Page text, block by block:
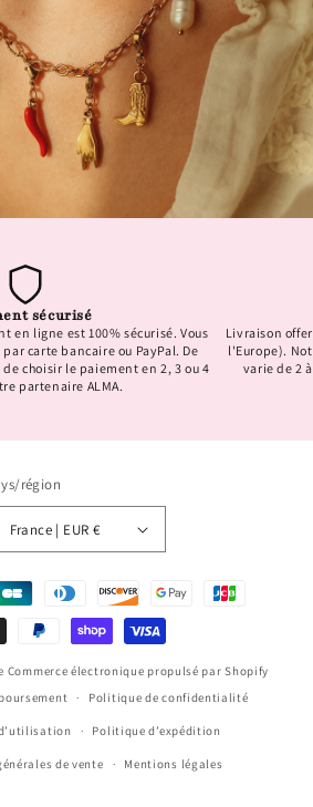
sécurisé
en ligne est 100% sécurisé. Vous
carte bancaire ou PayPal. De
choisir le paiement en 2, 3 ou 4
partenaire ALMA.
Livraison
l'Europe).
varie de 2
région
France | EUR €
Commerce électronique propulsé par Shopify
Politique de confidentialité
Politique d’expédition
de vente Mentions légales